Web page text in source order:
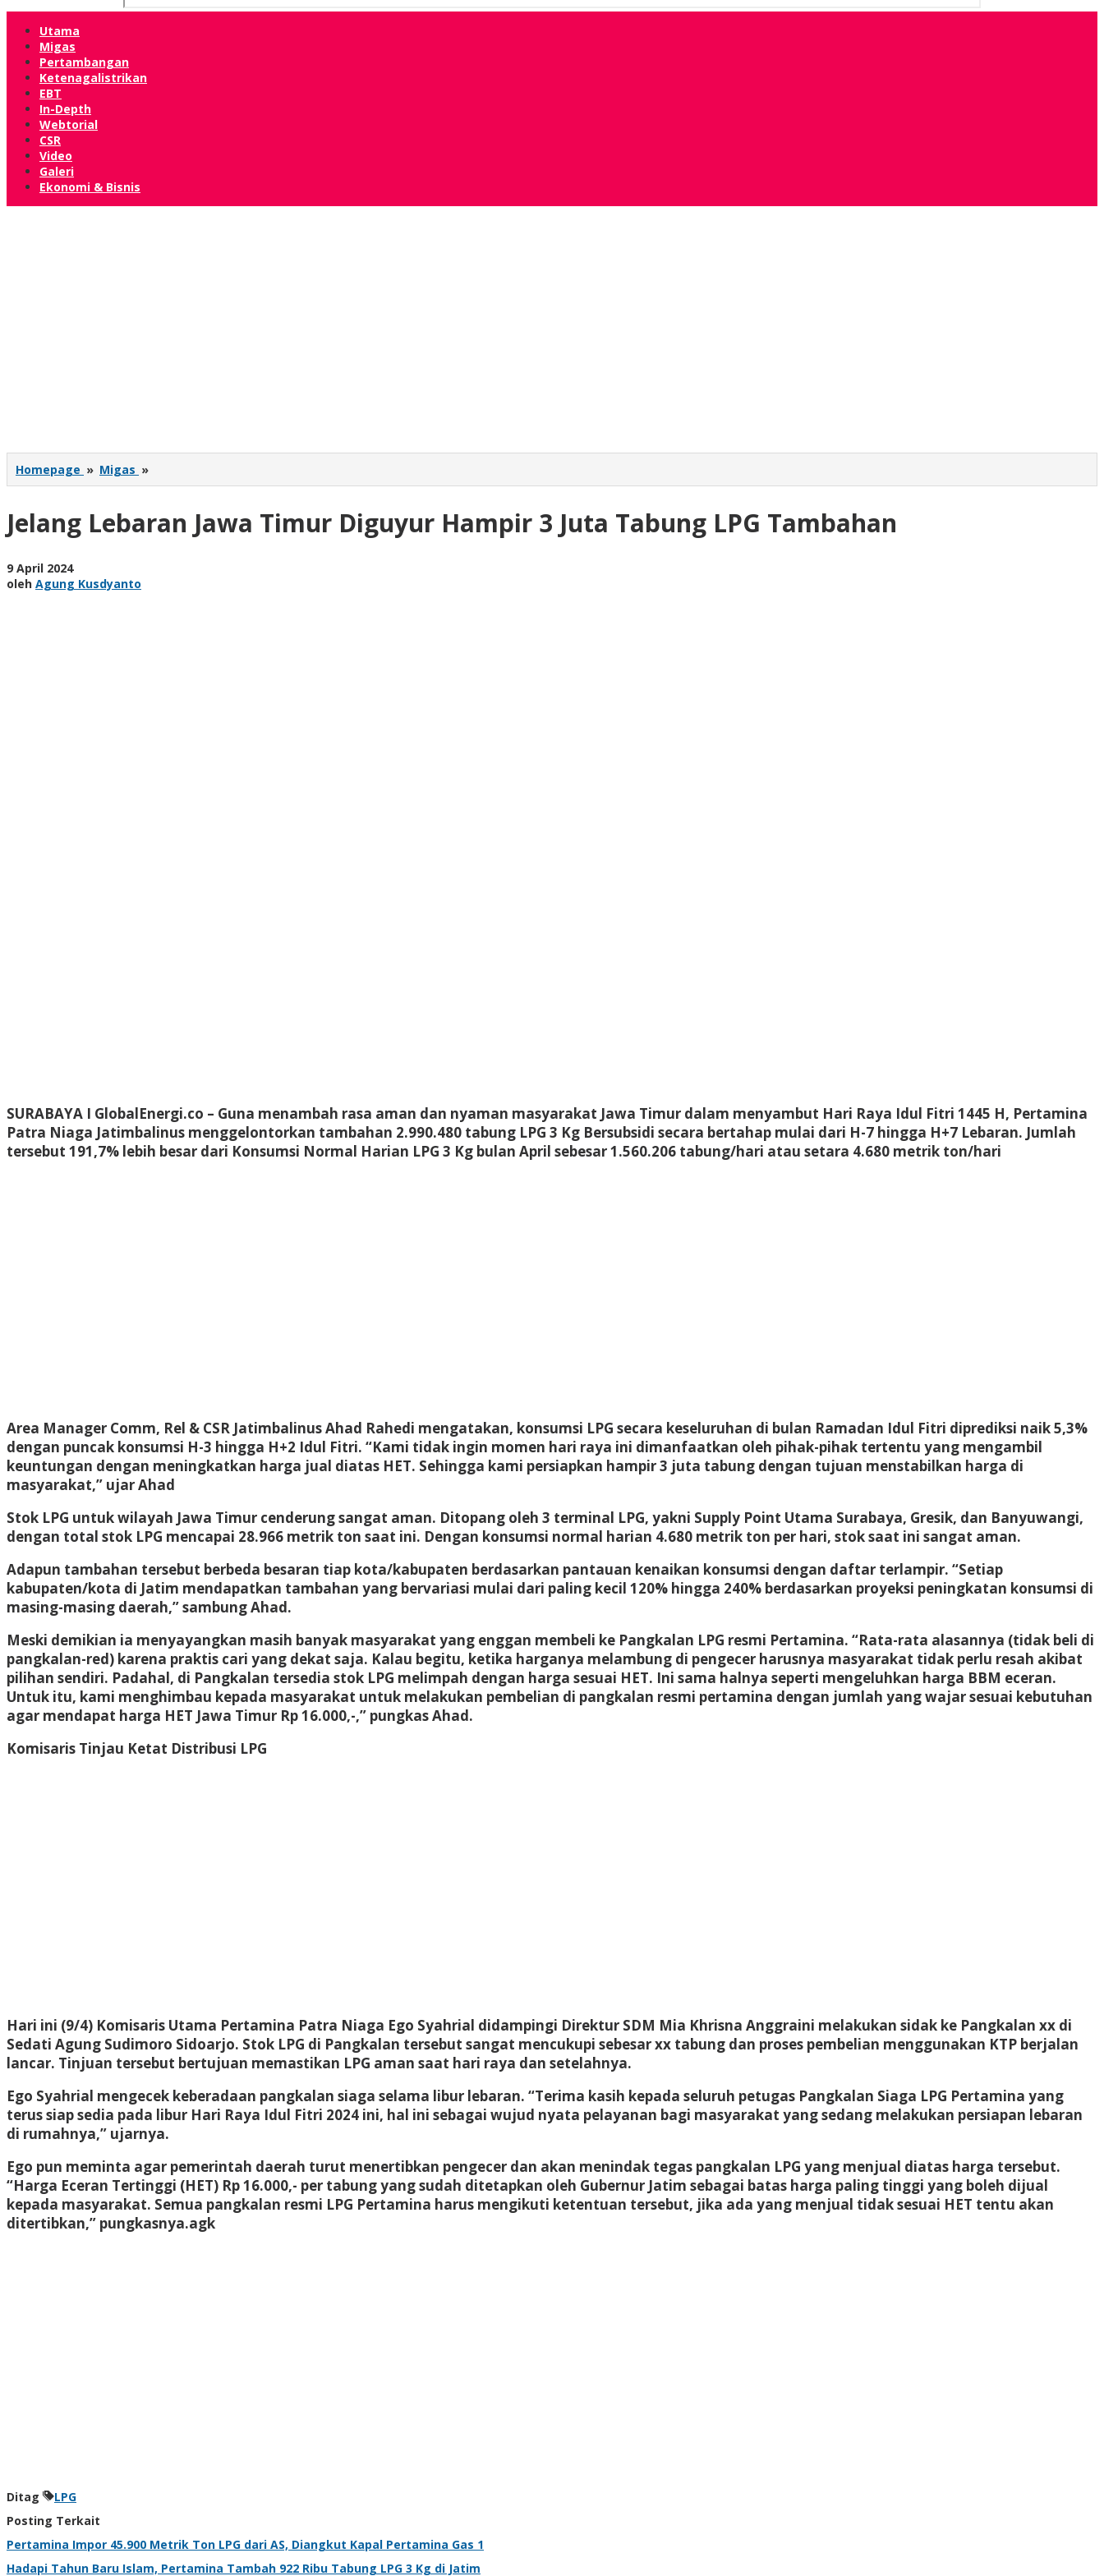
Utama
Migas
Pertambangan
Ketenagalistrikan
EBT
In-Depth
Webtorial
CSR
Video
Galeri
Ekonomi & Bisnis
Homepage » Migas »
Lebaran
Timur
Diguyur
Jelang Lebaran Jawa Timur Diguyur Hampir 3 Juta Tabung LPG Tambahan
9 April 2024oleh
Agung
oleh Agung Kusdyanto
SURABAYA I GlobalEnergi.co – Guna menambah rasa aman dan nyaman masyarakat Jawa Timur dalam menyambut Hari Raya Idul Fitri 1445 H, Pertamina
Patra Niaga Jatimbalinus menggelontorkan tambahan 2.990.480 tabung LPG 3 Kg Bersubsidi secara bertahap mulai dari H-7 hingga H+7 Lebaran. Jumlah
tersebut 191,7% lebih besar dari Konsumsi Normal Harian LPG 3 Kg bulan April sebesar 1.560.206 tabung/hari atau setara 4.680 metrik ton/hari
Area Manager Comm, Rel & CSR Jatimbalinus Ahad Rahedi mengatakan, konsumsi LPG secara keseluruhan di bulan Ramadan Idul Fitri diprediksi naik 5,3%
dengan puncak konsumsi H-3 hingga H+2 Idul Fitri. “Kami tidak ingin momen hari raya ini dimanfaatkan oleh pihak-pihak tertentu yang mengambil
keuntungan dengan meningkatkan harga jual diatas HET. Sehingga kami persiapkan hampir 3 juta tabung dengan tujuan menstabilkan harga di
masyarakat,” ujar Ahad
Stok LPG untuk wilayah Jawa Timur cenderung sangat aman. Ditopang oleh 3 terminal LPG, yakni Supply Point Utama Surabaya, Gresik, dan Banyuwangi,
dengan total stok LPG mencapai 28.966 metrik ton saat ini. Dengan konsumsi normal harian 4.680 metrik ton per hari, stok saat ini sangat aman.
Adapun tambahan tersebut berbeda besaran tiap kota/kabupaten berdasarkan pantauan kenaikan konsumsi dengan daftar terlampir. “Setiap
kabupaten/kota di Jatim mendapatkan tambahan yang bervariasi mulai dari paling kecil 120% hingga 240% berdasarkan proyeksi peningkatan konsumsi di
masing-masing daerah,” sambung Ahad.
Meski demikian ia menyayangkan masih banyak masyarakat yang enggan membeli ke Pangkalan LPG resmi Pertamina. “Rata-rata alasannya (tidak beli di
pangkalan-red) karena praktis cari yang dekat saja. Kalau begitu, ketika harganya melambung di pengecer harusnya masyarakat tidak perlu resah akibat
pilihan sendiri. Padahal, di Pangkalan tersedia stok LPG melimpah dengan harga sesuai HET. Ini sama halnya seperti mengeluhkan harga BBM eceran.
Untuk itu, kami menghimbau kepada masyarakat untuk melakukan pembelian di pangkalan resmi pertamina dengan jumlah yang wajar sesuai kebutuhan
agar mendapat harga HET Jawa Timur Rp 16.000,-,” pungkas Ahad.
Komisaris Tinjau Ketat Distribusi LPG
Hari ini (9/4) Komisaris Utama Pertamina Patra Niaga Ego Syahrial didampingi Direktur SDM Mia Khrisna Anggraini melakukan sidak ke Pangkalan xx di
Sedati Agung Sudimoro Sidoarjo. Stok LPG di Pangkalan tersebut sangat mencukupi sebesar xx tabung dan proses pembelian menggunakan KTP berjalan
lancar. Tinjuan tersebut bertujuan memastikan LPG aman saat hari raya dan setelahnya.
Ego Syahrial mengecek keberadaan pangkalan siaga selama libur lebaran. “Terima kasih kepada seluruh petugas Pangkalan Siaga LPG Pertamina yang
terus siap sedia pada libur Hari Raya Idul Fitri 2024 ini, hal ini sebagai wujud nyata pelayanan bagi masyarakat yang sedang melakukan persiapan lebaran
di rumahnya,” ujarnya.
Ego pun meminta agar pemerintah daerah turut menertibkan pengecer dan akan menindak tegas pangkalan LPG yang menjual diatas harga tersebut.
“Harga Eceran Tertinggi (HET) Rp 16.000,- per tabung yang sudah ditetapkan oleh Gubernur Jatim sebagai batas harga paling tinggi yang boleh dijual
kepada masyarakat. Semua pangkalan resmi LPG Pertamina harus mengikuti ketentuan tersebut, jika ada yang menjual tidak sesuai HET tentu akan
ditertibkan,” pungkasnya.agk
Ditag
LPG
Posting Terkait
Pertamina Impor 45.900 Metrik Ton LPG dari AS, Diangkut Kapal Pertamina Gas 1
Hadapi Tahun Baru Islam, Pertamina Tambah 922 Ribu Tabung LPG 3 Kg di Jatim